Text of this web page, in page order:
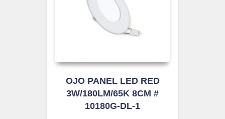
OJO PANEL LED RED
3W/180LM/65K 8CM #
10180G-DL-1